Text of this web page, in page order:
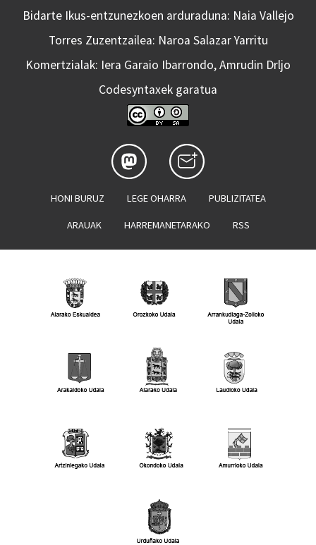
Bidarte Ikus-entzunezkoen arduraduna: Naia Vallejo
Torres Zuzentzailea: Naroa Salazar Yarritu
Komertzialak: Iera Garaio Ibarrondo, Amrudin Drljo
Codesyntaxek garatua
HONI BURUZ LEGE OHARRA PUBLIZITATEA
ARAUAK HARREMANETARAKO RSS